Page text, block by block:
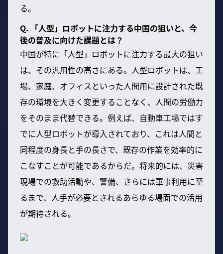
る。
Q. 「人型」ロボットに注力する中国の狙いと、今
後の普及に向けた課題とは？
中国が特に「人型」ロボットに注力する最大の狙い
は、その汎用性の高さにある。人型ロボットは、工
場、家庭、オフィスといった人間用に設計された既
存の環境を大きく変更することなく、人間の労働力
をそのまま代替できる。例えば、自動車工場ではす
でに人型ロボットが導入されており、これは人間と
同程度の身長と手の長さで、既存の作業を効率的に
こなすことが可能であるからだ。将来的には、災害
現場での救助活動や、警備、さらには軍事利用に至
るまで、人手が必要とされるあらゆる場面での活用
が期待される。